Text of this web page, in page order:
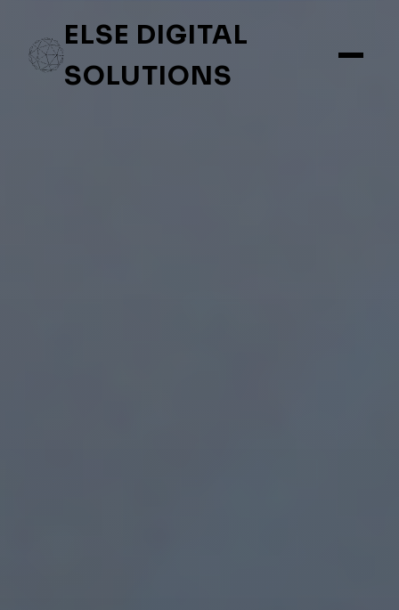
ELSE DIGITAL
SOLUTIONS